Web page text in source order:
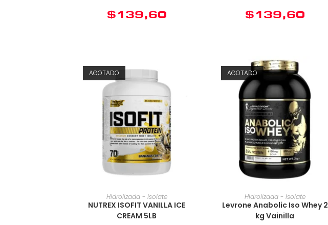
$139,60 $139,60
AGOTADO
Hidrolizada - Isolate
NUTREX ISOFIT VANILLA ICE
CREAM 5LB
AGOTADO
Hidrolizada - Isolate
Levrone Anabolic Iso Whey 2
kg Vainilla